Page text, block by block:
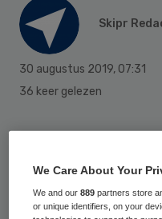
Skipr
30 augustus 2019, 07:31
36 keer gelezen
verschillende
krijgen in totaal
We Care About Your
We and our889 partners store
or unique identifiers, on your